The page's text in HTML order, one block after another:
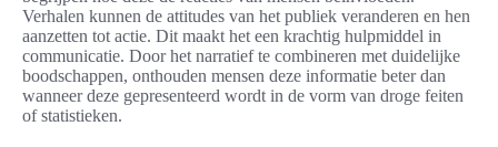
Verhalen kunnen de attitudes van het publiek veranderen en hen
aanzetten tot actie. Dit maakt het een krachtig hulpmiddel in
communicatie. Door het narratief te combineren met duidelijke
boodschappen, onthouden mensen deze informatie beter dan
wanneer deze gepresenteerd wordt in de vorm van droge feiten
of statistieken.